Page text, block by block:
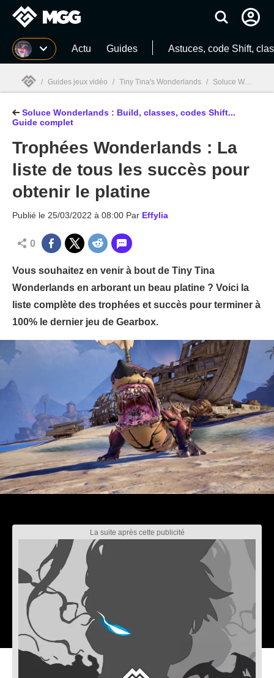
MGG Actu Guides Astuces, code Shift,
MGG
/ Guides jeux vidéo / Tiny Tina's Wonderlands / Soluce Wonderlands : Build, classes, codes Shift... Guide complet
Soluce Wonderlands : Build, classes, codes Shift...
Guide complet
Trophées Wonderlands : La
liste de tous les succès pour
obtenir le platine
Publié le 25/03/2022 à 08:00 Par Effylia
0
Vous souhaitez en venir à bout de Tiny Tina
Wonderlands en arborant un beau platine ? Voici la
liste complète des trophées et succès pour terminer à
100% le dernier jeu de Gearbox.